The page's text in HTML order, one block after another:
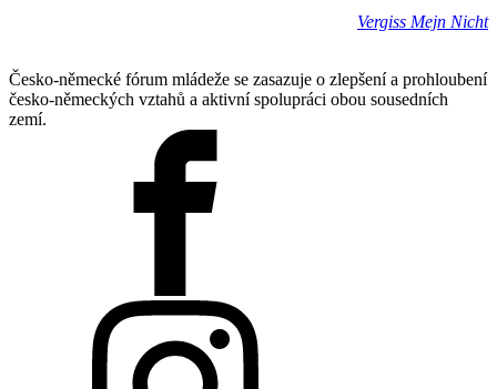
Vergiss Mejn Nicht
Česko-německé fórum mládeže se zasazuje o zlepšení a prohloubení
česko-německých vztahů a aktivní spolupráci obou sousedních
zemí.